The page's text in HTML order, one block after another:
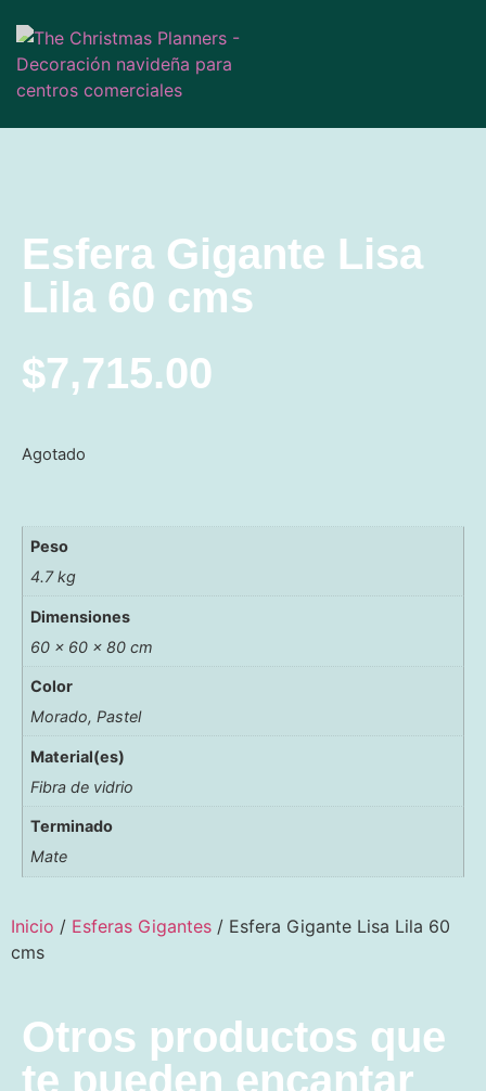
Esfera Gigante Lisa
Lila 60 cms
$7,715.00
Agotado
Peso
4.7 kg
Dimensiones
60 × 60 × 80 cm
Color
Morado, Pastel
Material(es)
Fibra de vidrio
Terminado
Mate
Inicio / Esferas Gigantes / Esfera Gigante Lisa Lila 60
cms
Otros productos que
te pueden encantar